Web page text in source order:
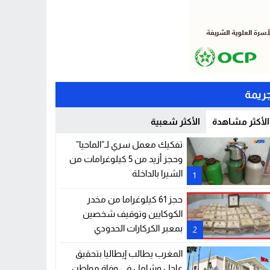
الأكثر مشاهدة الأكثر شعبية
1
تفكيك معمل سري لـ”الماحيا”
وحجز أزيد من 5 كيلوغرامات من
الشيرا بالداخلة
2
حجز 61 كيلوغراما من مخدر
الكوكايين وتوقيف شخصين
بمعبر الكركارات الحدودي
المغرب يطالب إيطاليا بتحقيق
عاجل وشامل في وفاة مواطن